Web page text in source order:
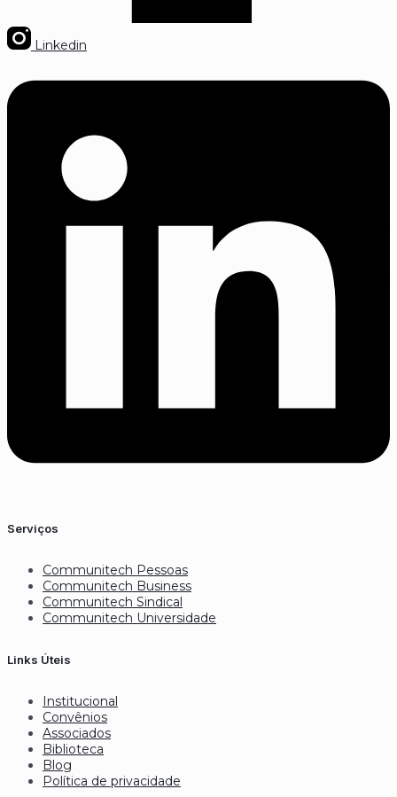
Linkedin
Serviços
Communitech Pessoas
Communitech Business
Communitech Sindical
Communitech Universidade
Links Úteis
Institucional
Convênios
Associados
Biblioteca
Blog
Política de privacidade